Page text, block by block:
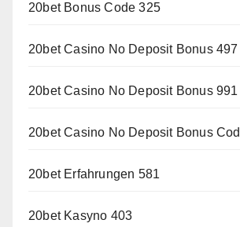
20bet Bonus Code 325
20bet Casino No Deposit Bonus 497
20bet Casino No Deposit Bonus 991
20bet Casino No Deposit Bonus
20bet Erfahrungen 581
20bet Kasyno 403